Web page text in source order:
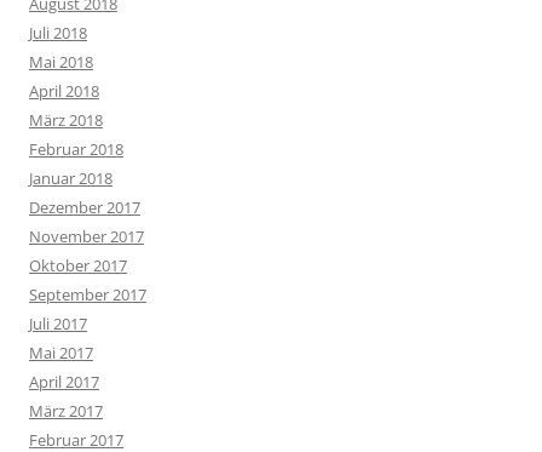
Juli 2018
Mai 2018
April 2018
März 2018
Februar 2018
Januar 2018
Dezember 2017
November 2017
Oktober 2017
September 2017
Juli 2017
Mai 2017
April 2017
März 2017
Februar 2017